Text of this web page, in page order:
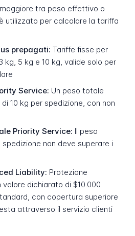
tra peso effettivo o
utilizzato per calcolare la tariffa
prepagati: Tariffe fisse per
kg, 5 kg e 10 kg, valide solo per
Service: Un peso totale
10 kg per spedizione, con non
Priority Service: Il peso
spedizione non deve superare i
Liability: Protezione
valore dichiarato di $10.000
con copertura superiore
attraverso il servizio clienti